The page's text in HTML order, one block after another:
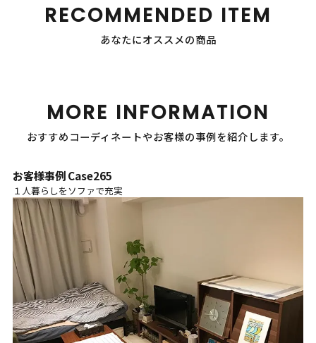
RECOMMENDED ITEM
あなたにオススメの商品
MORE INFORMATION
おすすめコーディネートやお客様の事例を紹介します。
お客様事例 Case265
１人暮らしをソファで充実